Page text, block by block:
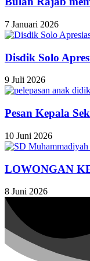
7 Januari 2026
Disdik Solo
9 Juli 2026
Pesan Kepala
10 Juni 2026
LOWONGAN
8 Juni 2026